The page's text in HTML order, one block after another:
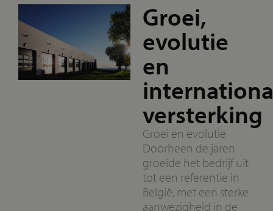
Groei,
evolutie
en
versterking
Groei en evolutie
Doorheen de jaren
groeide het bedrijf uit
tot een referentie in
België, met een sterke
aanwezigheid in de